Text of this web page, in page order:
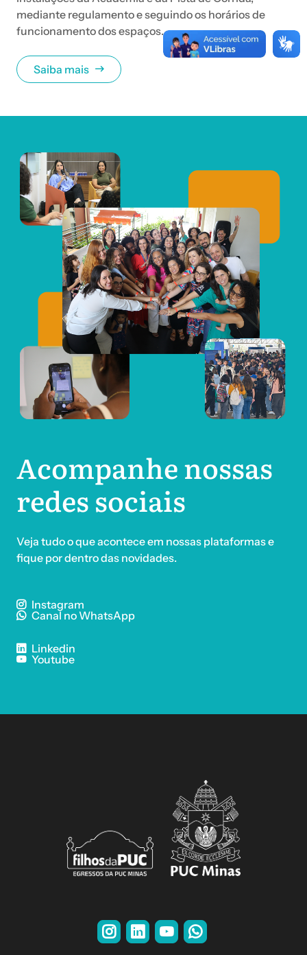
mediante regulamento e seguindo os horários de
funcionamento dos espaços.
Saiba mais
Acompanhe nossas
redes sociais
Veja tudo o que acontece em nossas plataformas e
fique por dentro das novidades.
Instagram
Canal no WhatsApp
Linkedin
Youtube